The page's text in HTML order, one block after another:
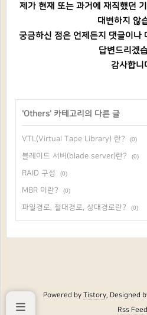
제가 현재 또는 과거에 재직했던
대변하지 않
궁금하신 점은 언제든지 댓글이나
답변드리겠
감사합니
'Others' 카테고리의 다른 글
VTL(Virtual Tape Library) 란? (0)
블레이드 서버(blade server)란? (0)
RAID 구성 (0)
MBR 이란? (0)
파일경로, 절대경로, 상대경로란? (0)
Powered byTistory, Designed
Rss Feed